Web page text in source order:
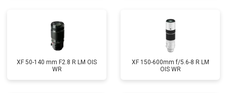
XF 50-140 mm F2.8 R LM OIS
WR
XF 150-600mm f/5.6-8 R LM
OIS WR